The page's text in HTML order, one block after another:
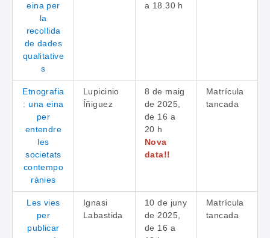
eina per
la
recollida
de dades
qualitative
s
a 18.30 h
Etnografia
: una eina
per
entendre
les
societats
contempo
rànies
Lupicinio
Íñiguez
8 de maig
de 2025,
de 16 a
20 h
Nova
data!!
Matrícula
tancada
Les vies
per
publicar
Ignasi
Labastida
10 de juny
de 2025,
de 16 a
Matrícula
tancada